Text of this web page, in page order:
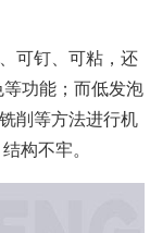
可钉、可粘，还
功能；而低发泡
削等方法进行机
构不牢。